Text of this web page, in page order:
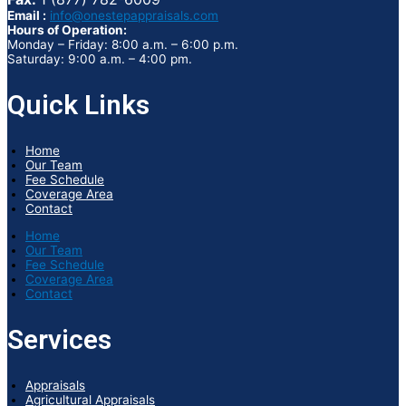
Email : info@onestepappraisals.com
Hours of Operation:
Monday – Friday: 8:00 a.m. – 6:00 p.m.
Saturday: 9:00 a.m. – 4:00 pm.
Quick Links
Home
Our Team
Fee Schedule
Coverage Area
Contact
Home
Our Team
Fee Schedule
Coverage Area
Contact
Services
Appraisals
Agricultural Appraisals